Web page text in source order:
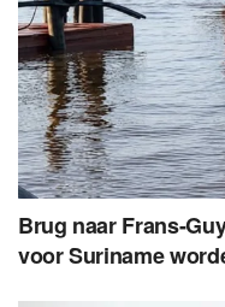
Brug naar Frans-
voor Suriname